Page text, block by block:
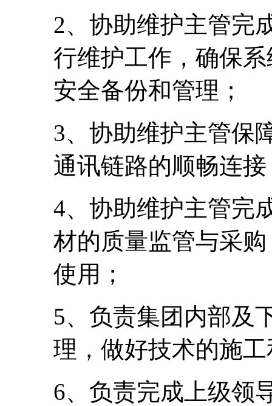
2、协助维护主管完
行维护工作，确保
安全备份和管理；
3、协助维护主管保
通讯链路的顺畅连
4、协助维护主管完
材的质量监管与采
使用；
5、负责集团内部及
理，做好技术的施
6、负责完成上级领